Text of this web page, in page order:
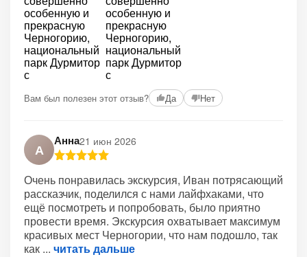
Вам был полезен этот отзыв? Да Нет
А
Анна21 июн 2026
Очень понравилась экскурсия, Иван потрясающий
рассказчик, поделился с нами лайфхаками, что
ещё посмотреть и попробовать, было приятно
провести время. Экскурсия охватывает максимум
красивых мест Черногории, что нам подошло, так
как
читать дальше